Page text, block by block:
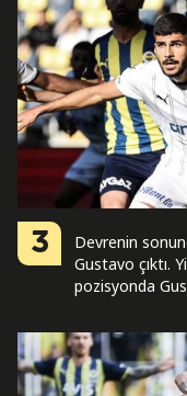
3
Devrenin
Gustavo çıktı.
pozisyonda